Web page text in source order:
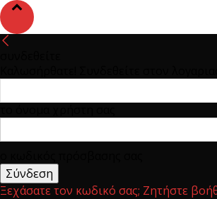
Ξεχάσατε τον κωδικό σας; Ζητήστε